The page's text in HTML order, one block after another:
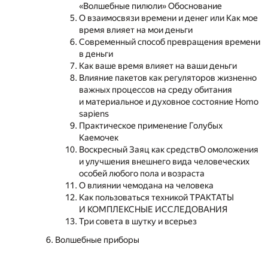
«Волшебные пилюли» Обоснование
О взаимосвязи времени и денег или Как мое
время влияет на мои деньги
Современный способ превращения времени
в деньги
Как ваше время влияет на ваши деньги
Влияние пакетов как регуляторов жизненно
важных процессов на среду обитания
и материальное и духовное состояние Homo
sapiens
Практическое применение Голубых
Каемочек
Воскресный Заяц как средствО омоложения
и улучшения внешнего вида человеческих
особей любого пола и возраста
О влиянии чемодана на человека
Как пользоваться техникой ТРАКТАТЫ
И КОМПЛЕКСНЫЕ ИССЛЕДОВАНИЯ
Три совета в шутку и всерьез
Волшебные приборы